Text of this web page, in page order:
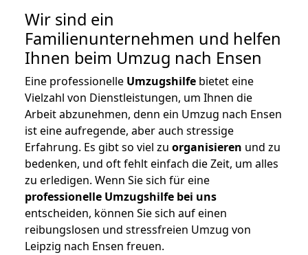
Wir sind ein
Familienunternehmen und helfen
Ihnen beim Umzug nach Ensen
Eine professionelle Umzugshilfe bietet eine
Vielzahl von Dienstleistungen, um Ihnen die
Arbeit abzunehmen, denn ein Umzug nach Ensen
ist eine aufregende, aber auch stressige
Erfahrung. Es gibt so viel zu organisieren und zu
bedenken, und oft fehlt einfach die Zeit, um alles
zu erledigen. Wenn Sie sich für eine
professionelle Umzugshilfe bei uns
entscheiden, können Sie sich auf einen
reibungslosen und stressfreien Umzug von
Leipzig nach Ensen freuen.